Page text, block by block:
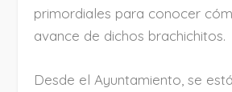
primordiales para conocer
avance de dichos brachichitos.
Desde el Ayuntamiento, se